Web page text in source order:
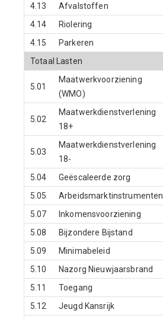
4.13
Afvalstoffen
4.14
Riolering
4.15
Parkeren
Totaal Lasten
5.01
Maatwerkvoorziening
(WMO)
5.02
Maatwerkdienstverlening
18+
5.03
Maatwerkdienstverlening
18-
5.04 Geëscaleerde zorg
5.05
Arbeidsmarktinstrumenten
5.07
Inkomensvoorziening
5.08
Bijzondere Bijstand
5.09
Minimabeleid
5.10
Nazorg Nieuwjaarsbrand
5.11
Toegang
5.12
Jeugd Kansrijk